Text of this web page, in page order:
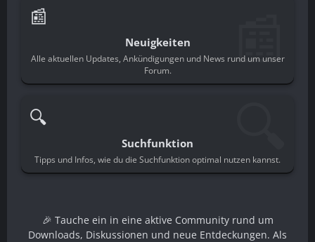
📰
Neuigkeiten
Alle aktuellen Updates, Ankündigungen und News rund um unser
Forum.
📰
🔍
Suchfunktion
Tipps und Infos, wie du die Suchfunktion optimal nutzen kannst.
🎉 Tauche ein in eine aktive Community rund um
Downloads, Diskussionen und neue Entdeckungen. Als